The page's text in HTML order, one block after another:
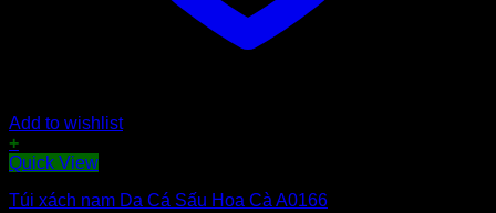
Add to wishlist
+
Quick View
Túi xách nam Da Cá Sấu Hoa Cà A0166